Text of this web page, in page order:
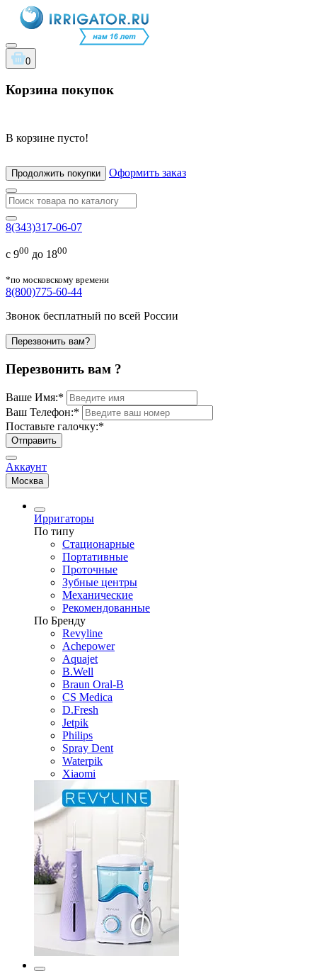
0
Корзина покупок
В корзине пусто!
Продолжить покупки Оформить заказ
8(343)317-06-07
с 900 до 1800
*по московскому времени
8(800)775-60-44
Звонок бесплатный по всей России
Перезвонить вам?
Перезвонить вам ?
Ваше Имя:*
Ваш Телефон:*
Поставьте галочку:*
Отправить
Аккаунт
Москва
Ирригаторы
По типу
Стационарные
Портативные
Проточные
Зубные центры
Механические
Рекомендованные
По Бренду
Revyline
Achepower
Aquajet
B.Well
Braun Oral-B
CS Medica
D.Fresh
Jetpik
Philips
Spray Dent
Waterpik
Xiaomi